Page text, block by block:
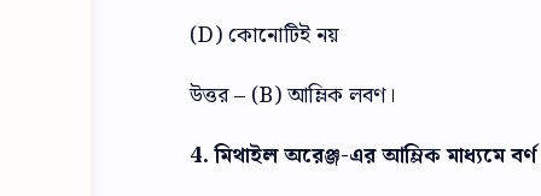
(D) কোনোটিই নয়
উত্তর – (B) আম্লিক লবণ।
4. মিথাইল অরেঞ্জ-এর আম্লিক মাধ্যমে